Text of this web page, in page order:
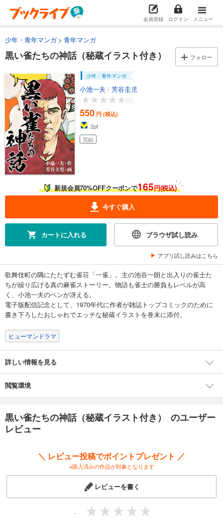
会員登録 ログイン メニュー
少年・青年マンガ 青年マンガ
黒い雀たちの神話（秘蔵イラスト付き） フォロー
少年・青年マンガ
小池一夫 / 芳谷圭児
-
(0)
550 円 (税込)
2pt
完結
新規会員70%OFFクーポンで165円(税込)
今すぐ購入
カートに入れる ブラウザ試し読み
アプリ試し読みはこちら
歌舞伎町の隅にたたずむ雀荘「一雀」。主の池谷一朗と出入りの雀士た
ちが繰り広げる真の麻雀ストーリー。物語も雀士の勝負もレベルが高
く、小池一夫のペンが冴える。
電子版配信記念として、1970年代に作者が雑誌トップコミックのために
書き下ろしたおしゃれでエッチな秘蔵イラストを巻末に添付。
ヒューマンドラマ
詳しい情報を見る
閲覧環境
黒い雀たちの神話（秘蔵イラスト付き） のユーザー
レビュー
＼ レビュー投稿でポイントプレゼント ／
※購入済みの作品が対象となります
レビューを書く
-